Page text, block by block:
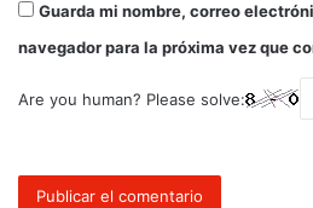
Guarda mi nombre, correo
navegador para la próxima vez que
Are you human? Please solve: